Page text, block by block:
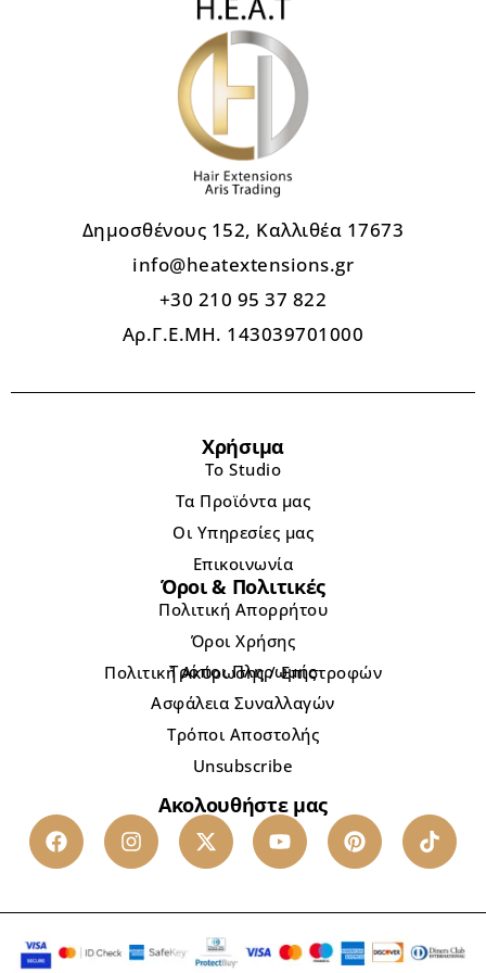
Δημοσθένους 152, Καλλιθέα 17673
info@heatextensions.gr
+30 210 95 37 822
Αρ.Γ.Ε.ΜΗ. 143039701000
Χρήσιμα
Το Studio
Τα Προϊόντα μας
Οι Υπηρεσίες μας
Επικοινωνία
Όροι & Πολιτικές
Πολιτική Απορρήτου
Όροι Χρήσης
Πολιτική Ακύρωσης / Επιστροφών
Τρόποι Πληρωμής
Ασφάλεια Συναλλαγών
Τρόποι Αποστολής
Unsubscribe
Ακολουθήστε μας